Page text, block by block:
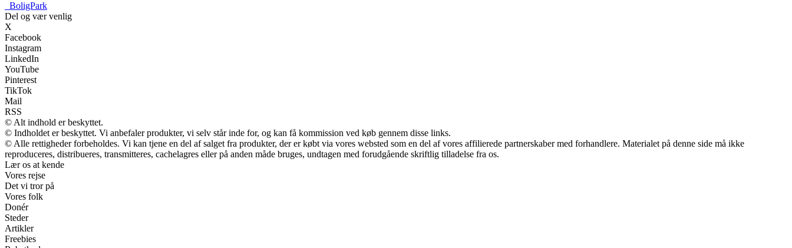
BoligPark
Del og vær venlig
X
Facebook
Instagram
LinkedIn
YouTube
Pinterest
TikTok
Mail
RSS
© Alt indhold er beskyttet.
© Indholdet er beskyttet. Vi anbefaler produkter, vi selv står inde for, og kan få kommission ved køb gennem disse links.
© Alle rettigheder forbeholdes. Vi kan tjene en del af salget fra produkter, der er købt via vores websted som en del af vores affilierede partnerskaber med forhandlere. Materialet på denne side må ikke
reproduceres, distribueres, transmitteres, cachelagres eller på anden måde bruges, undtagen med forudgående skriftlig tilladelse fra os.
Lær os at kende
Vores rejse
Det vi tror på
Vores folk
Donér
Steder
Artikler
Freebies